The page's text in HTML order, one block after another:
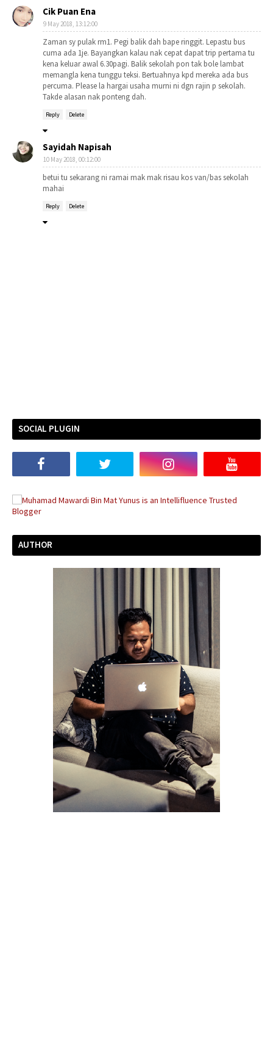
Cik Puan Ena
9 May 2018, 13:12:00
Zaman sy pulak rm1. Pegi balik dah bape ringgit. Lepastu bus
cuma ada 1je. Bayangkan kalau nak cepat dapat trip pertama tu
kena keluar awal 6.30pagi. Balik sekolah pon tak bole lambat
memangla kena tunggu teksi. Bertuahnya kpd mereka ada bus
percuma. Please la hargai usaha murni ni dgn rajin p sekolah.
Takde alasan nak ponteng dah.
Reply Delete
Sayidah Napisah
10 May 2018, 00:12:00
betui tu sekarang ni ramai mak mak risau kos van/bas sekolah
mahai
Reply Delete
SOCIAL PLUGIN
AUTHOR